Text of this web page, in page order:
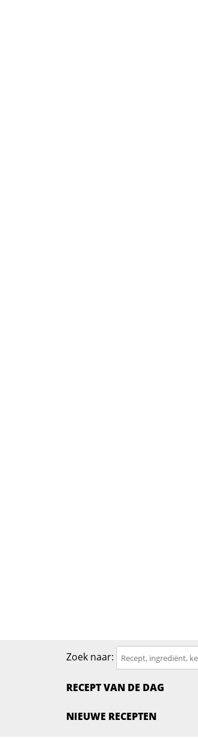
Zoek naar:
RECEPT VAN DE DAG
NIEUWE RECEPTEN